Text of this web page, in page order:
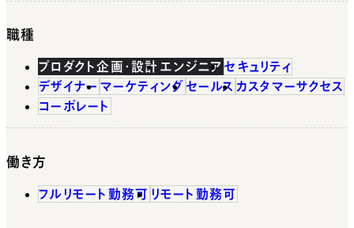
職種
プロダクト企画・設計 エンジニア セキュリティ
デザイナー マーケティング セールス カスタマーサクセス
コーポレート
働き方
フルリモート勤務可 リモート勤務可